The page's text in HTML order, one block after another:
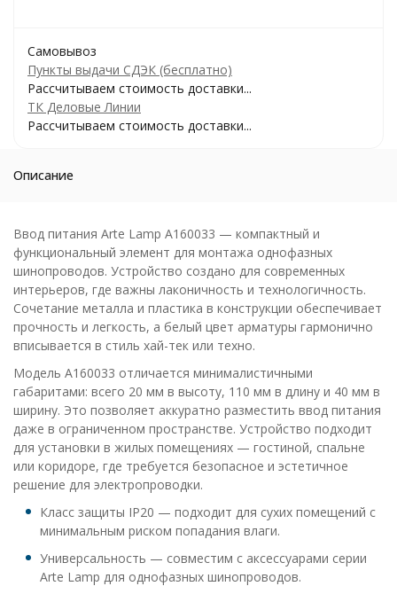
Самовывоз
Пункты выдачи СДЭК (бесплатно)
Рассчитываем стоимость доставки...
ТК Деловые Линии
Рассчитываем стоимость доставки...
Описание
Ввод питания Arte Lamp A160033 — компактный и
функциональный элемент для монтажа однофазных
шинопроводов. Устройство создано для современных
интерьеров, где важны лаконичность и технологичность.
Сочетание металла и пластика в конструкции обеспечивает
прочность и легкость, а белый цвет арматуры гармонично
вписывается в стиль хай-тек или техно.
Модель A160033 отличается минималистичными
габаритами: всего 20 мм в высоту, 110 мм в длину и 40 мм в
ширину. Это позволяет аккуратно разместить ввод питания
даже в ограниченном пространстве. Устройство подходит
для установки в жилых помещениях — гостиной, спальне
или коридоре, где требуется безопасное и эстетичное
решение для электропроводки.
Класс защиты IP20 — подходит для сухих помещений с
минимальным риском попадания влаги.
Универсальность — совместим с аксессуарами серии
Arte Lamp для однофазных шинопроводов.